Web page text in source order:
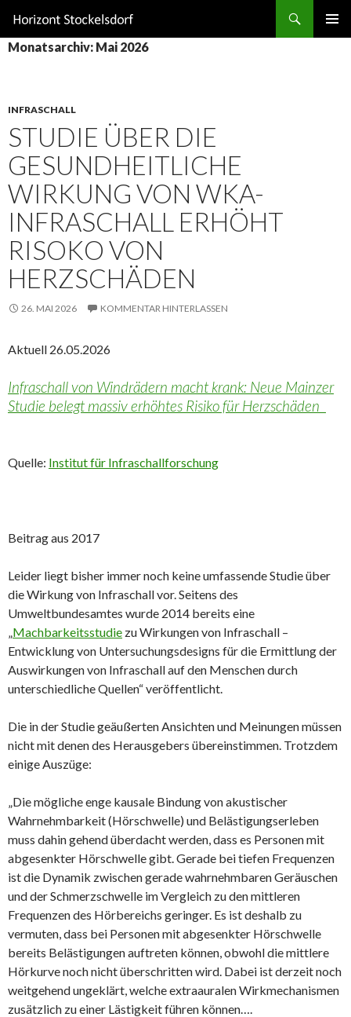
INHALT
Monatsarchiv: Mai 2026
INFRASCHALL
STUDIE ÜBER DIE
GESUNDHEITLICHE
WIRKUNG VON WKA-
INFRASCHALL ERHÖHT
RISOKO VON
HERZSCHÄDEN
26. MAI 2026 KOMMENTAR HINTERLASSEN
Aktuell 26.05.2026
Infraschall von Windrädern macht krank: Neue Mainzer
Studie belegt massiv erhöhtes Risiko für Herzschäden
Quelle: Institut für Infraschallforschung
Beitrag aus 2017
Leider liegt bisher immer noch keine umfassende Studie über
die Wirkung von Infraschall vor. Seitens des
Umweltbundesamtes wurde 2014 bereits eine
„Machbarkeitsstudie zu Wirkungen von Infraschall –
Entwicklung von Untersuchungsdesigns für die Ermittlung der
Auswirkungen von Infraschall auf den Menschen durch
unterschiedliche Quellen“ veröffentlicht.
Die in der Studie geäußerten Ansichten und Meinungen müssen
nicht mit denen des Herausgebers übereinstimmen. Trotzdem
einige Auszüge:
„Die mögliche enge kausale Bindung von akustischer
Wahrnehmbarkeit (Hörschwelle) und Belästigungserleben
muss dahin gehend überdacht werden, dass es Personen mit
abgesenkter Hörschwelle gibt. Gerade bei tiefen Frequenzen
ist die Dynamik zwischen gerade wahrnehmbaren Geräuschen
und der Schmerzschwelle im Vergleich zu den mittleren
Frequenzen des Hörbereichs geringer. Es ist deshalb zu
vermuten, dass bei Personen mit abgesenkter Hörschwelle
bereits Belästigungen auftreten können, obwohl die mittlere
Hörkurve noch nicht überschritten wird. Dabei ist derzeit noch
weitgehend ungeklärt, welche extraauralen Wirkmechanismen
zusätzlich zu einer Lästigkeit führen können….